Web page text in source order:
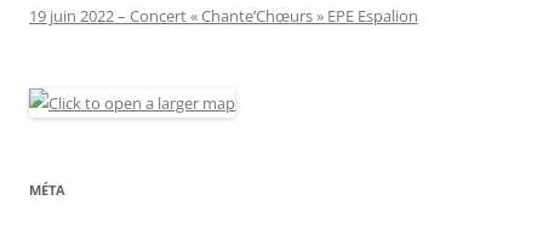
19 juin 2022 – Concert « Chante’Chœurs » EPE Espalion
MÉTA